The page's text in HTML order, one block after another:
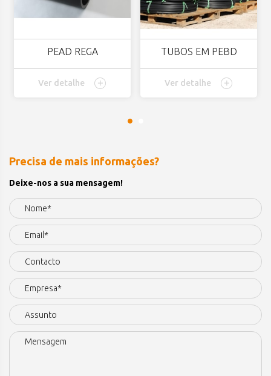
PEAD REGA
Ver detalhe
TUBOS EM PEBD
Ver detalhe
Precisa de mais informações?
Deixe-nos a sua mensagem!